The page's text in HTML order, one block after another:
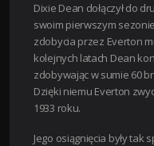
Dixie Dean dołączył do
swoim pierwszym
zdobycia przez Everton
kolejnych latach Dean
zdobywając w sumie 60
Dzięki niemu Everton
1933 roku.
Jego osiągnięcia były tak